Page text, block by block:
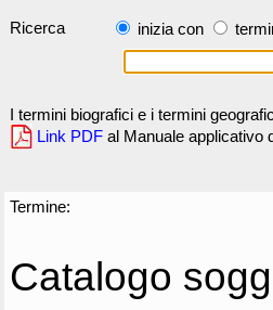
Ricerca inizia con
I termini biografici e i termini
Link PDF al Manuale applicativo
Termine:
Catalogo